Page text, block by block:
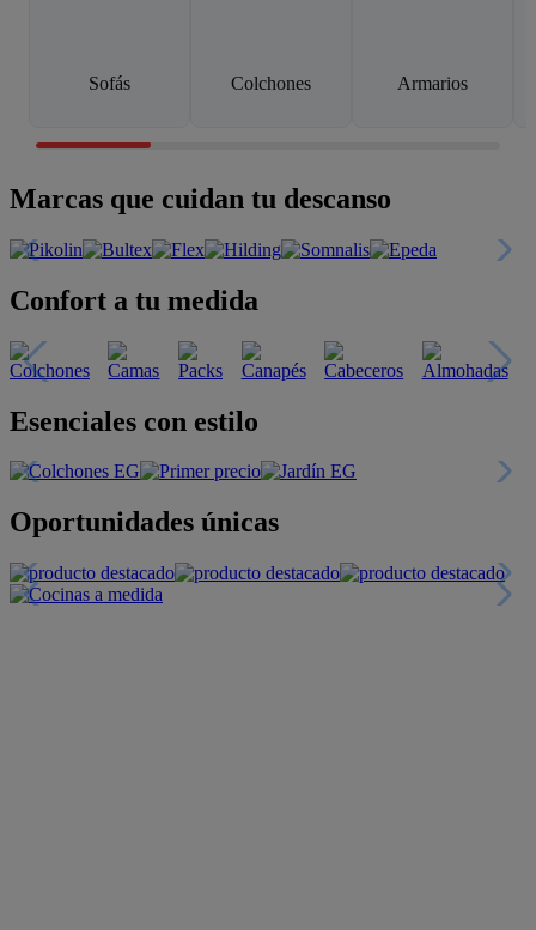
Sofás Colchones Armarios
Marcas que cuidan tu descanso
Confort a tu medida
Esenciales con estilo
Oportunidades únicas